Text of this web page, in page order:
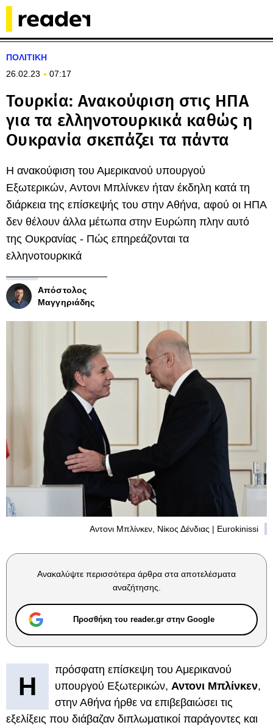
ΠΟΛΙΤΙΚΗ
26.02.23
07:17
Τουρκία: Ανακούφιση στις ΗΠΑ
για τα ελληνοτουρκικά καθώς η
Ουκρανία σκεπάζει τα πάντα
Η ανακούφιση του Αμερικανού υπουργού
Εξωτερικών, Αντονι Μπλίνκεν ήταν έκδηλη κατά τη
διάρκεια της επίσκεψής του στην Αθήνα, αφού οι ΗΠΑ
δεν θέλουν άλλα μέτωπα στην Ευρώπη πλην αυτό
της Ουκρανίας - Πώς επηρεάζονται τα
ελληνοτουρκικά
Απόστολος
Μαγγηριάδης
Αντονι Μπλίνκεν, Νίκος Δένδιας | Eurokinissi
Ανακαλύψτε περισσότερα άρθρα στα αποτελέσματα
αναζήτησης.
Προσθήκη του reader.gr στην Google
Η
πρόσφατη επίσκεψη του Αμερικανού
υπουργού Εξωτερικών, Αντονι Μπλίνκεν,
στην Αθήνα ήρθε να επιβεβαιώσει τις
εξελίξεις που διάβαζαν διπλωματικοί παράγοντες και